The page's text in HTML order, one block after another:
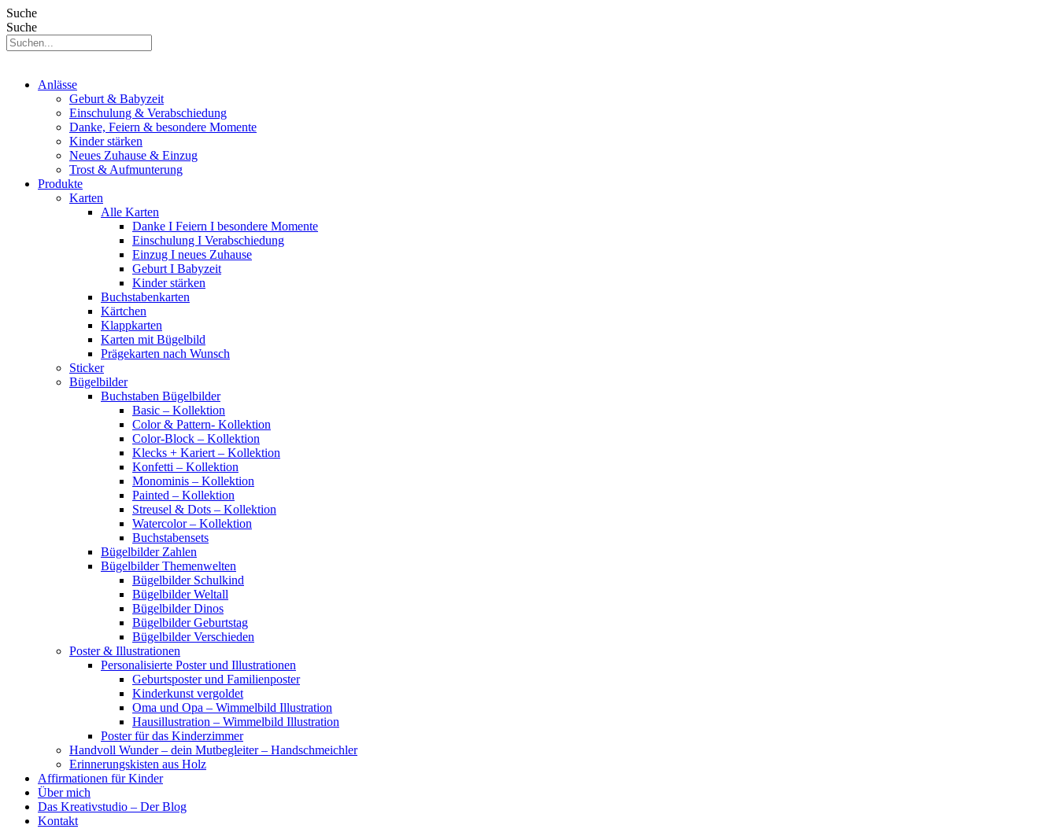
Suche
Suche
Anlässe
Geburt & Babyzeit
Einschulung & Verabschiedung
Danke, Feiern & besondere Momente
Kinder stärken
Neues Zuhause & Einzug
Trost & Aufmunterung
Produkte
Karten
Alle Karten
Danke I Feiern I besondere Momente
Einschulung I Verabschiedung
Einzug I neues Zuhause
Geburt I Babyzeit
Kinder stärken
Buchstabenkarten
Kärtchen
Klappkarten
Karten mit Bügelbild
Prägekarten nach Wunsch
Sticker
Bügelbilder
Buchstaben Bügelbilder
Basic – Kollektion
Color & Pattern- Kollektion
Color-Block – Kollektion
Klecks + Kariert – Kollektion
Konfetti – Kollektion
Monominis – Kollektion
Painted – Kollektion
Streusel & Dots – Kollektion
Watercolor – Kollektion
Buchstabensets
Bügelbilder Zahlen
Bügelbilder Themenwelten
Bügelbilder Schulkind
Bügelbilder Weltall
Bügelbilder Dinos
Bügelbilder Geburtstag
Bügelbilder Verschieden
Poster & Illustrationen
Personalisierte Poster und Illustrationen
Geburtsposter und Familienposter
Kinderkunst vergoldet
Oma und Opa – Wimmelbild Illustration
Hausillustration – Wimmelbild Illustration
Poster für das Kinderzimmer
Handvoll Wunder – dein Mutbegleiter – Handschmeichler
Erinnerungskisten aus Holz
Affirmationen für Kinder
Über mich
Das Kreativstudio – Der Blog
Kontakt